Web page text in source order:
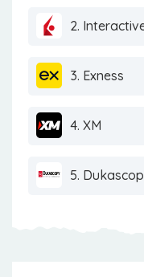
2.
3. Exness
4. XM
5.